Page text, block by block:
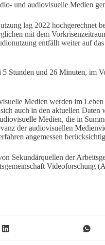
und audiovisuelle Medien
lag 2022 hochgerechnet
mit dem
entfällt weiter auf
Stunden und 26 Minuten, im
Medien werden im
auch in den aktuellen Daten
Medien, die in
der audiovisuellen
angemessen
Sekundärquellen der
Videoforschung